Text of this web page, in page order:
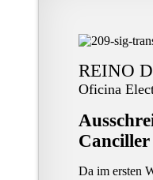
REINO
Oficina
Da im ersten